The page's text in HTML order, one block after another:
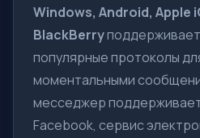
Windows, Android, Apple
BlackBerry
популярные протоколы
моментальными
месседжер
Facebook, сервис